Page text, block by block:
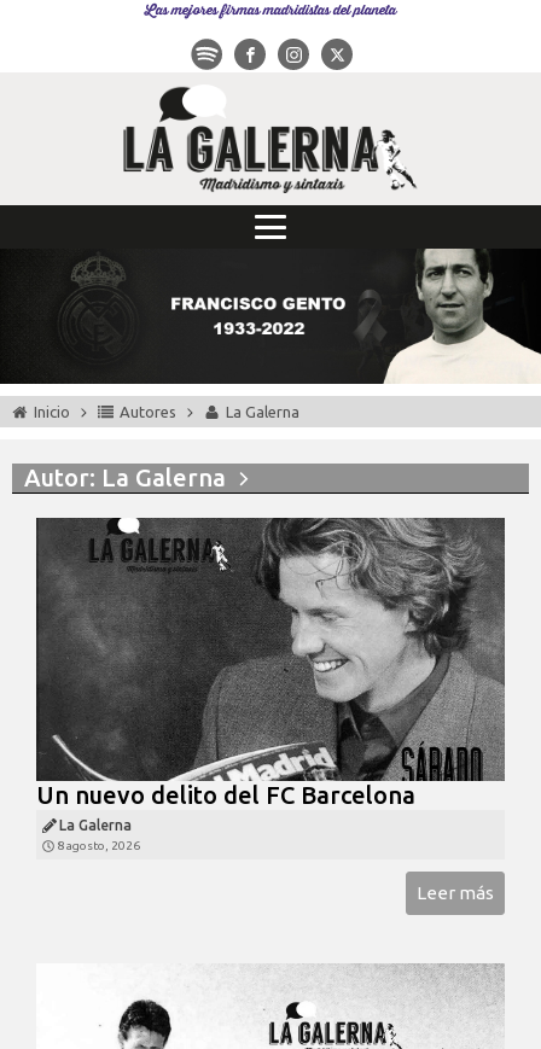
Las mejores firmas madridistas del planeta
Inicio Autores La Galerna
Autor: La Galerna
Un nuevo delito del FC Barcelona
La Galerna
8 agosto, 2026
Leer más